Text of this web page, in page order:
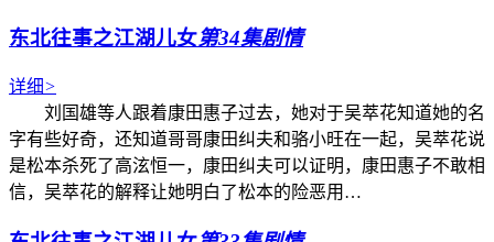
东北往事之江湖儿女第34集剧情
详细>
刘国雄等人跟着康田惠子过去，她对于吴萃花知道她的名
字有些好奇，还知道哥哥康田纠夫和骆小旺在一起，吴萃花说
是松本杀死了高泫恒一，康田纠夫可以证明，康田惠子不敢相
信，吴萃花的解释让她明白了松本的险恶用…